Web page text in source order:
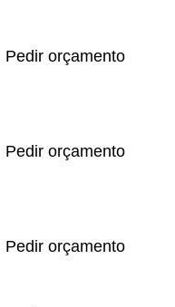
Pedir orçamento
Pedir orçamento
Pedir orçamento